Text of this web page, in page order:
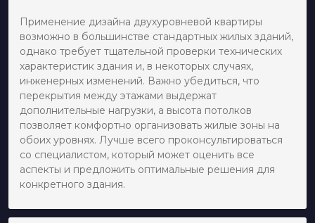
Применение дизайна двухуровневой квартиры
возможно в большинстве стандартных жилых зданий,
однако требует тщательной проверки технических
характеристик здания и, в некоторых случаях,
инженерных изменений. Важно убедиться, что
перекрытия между этажами выдержат
дополнительные нагрузки, а высота потолков
позволяет комфортно организовать жилые зоны на
обоих уровнях. Лучше всего проконсультироваться
со специалистом, который может оценить все
аспекты и предложить оптимальные решения для
конкретного здания.